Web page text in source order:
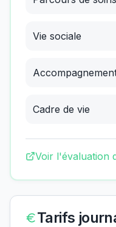
Vie sociale
Cadre de vie
Voir l'évaluation
Tarifs